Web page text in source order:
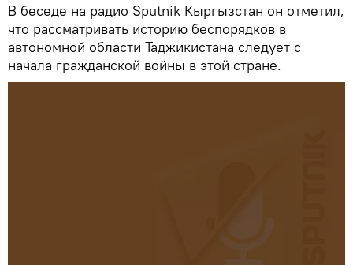
В беседе на радио Sputnik Кыргызстан он отметил,
что рассматривать историю беспорядков в
автономной области Таджикистана следует с
начала гражданской войны в этой стране.